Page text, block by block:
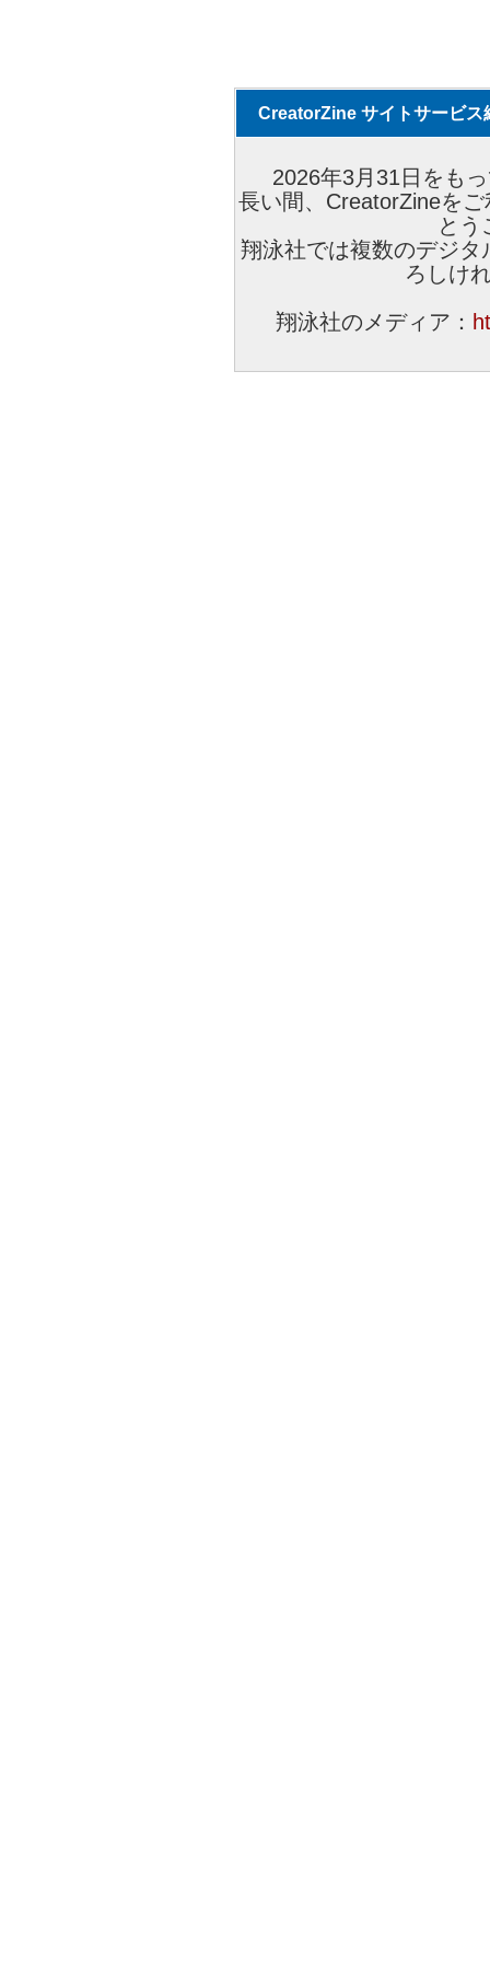
CreatorZine サイトサービス
2026年3月31日をも
長い間、CreatorZineを
とう
翔泳社では複数のデジ
ろしけ
翔泳社のメディア：